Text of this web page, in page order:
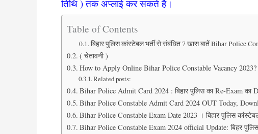
तिथि ) तक अप्लाई कर सकते है।
Table of Contents
बिहार पुलिस कांस्टेबल भर्ती से संबंधित 7 खास बातें Bihar Police
( चेतावनी )
How to Apply Online Bihar Police Constable Vacancy 2023?
Related posts:
Bihar Police Admit Card 2024 : बिहार पुलिस का Re-Exam का
Bihar Police Constable Admit Card 2024 OUT Today,
Bihar Police Constable Exam Date 2023 । बिहार पुलिस
Bihar Police Constable Exam 2024 official Update: बिहर पुलिस